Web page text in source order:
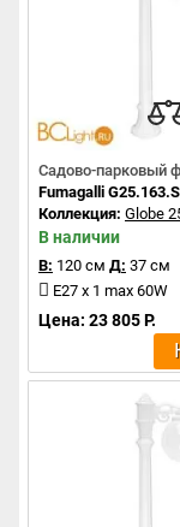
Садово-парковый
Fumagalli
Коллекция: Globe
В наличии
В: 120 см Д: 37 см
E27 x 1 max 60W
Цена: 23 805 Р.